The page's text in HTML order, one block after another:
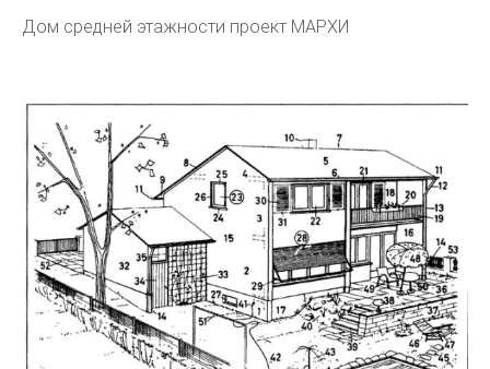
Дом средней этажности проект МАРХИ